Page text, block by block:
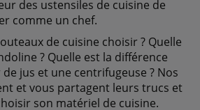
des ustensiles de cuisine de
comme un chef.
de cuisine choisir ? Quelle
? Quelle est la différence
jus et une centrifugeuse ? Nos
et vous partagent leurs trucs et
son matériel de cuisine.